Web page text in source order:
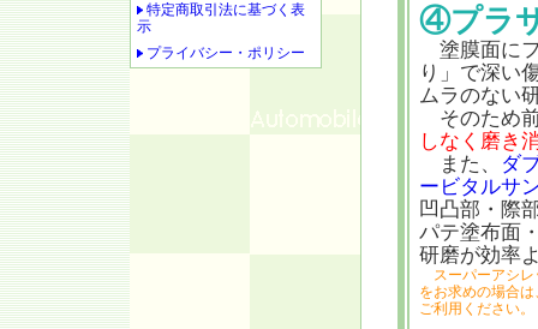
特定商取引法に基づく表
示
プライバシー・ポリシー
④プラ
塗膜面に
り」で深い
ムラのない
そのため
しなく磨き
また、
ダ
ービタルサ
凹凸部・際
パテ塗布面
研磨が効率
スーパーアシレ
をお求めの場合は
ご利用ください。